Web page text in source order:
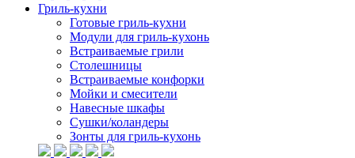
Гриль-кухни
Готовые гриль-кухни
Модули для гриль-кухонь
Встраиваемые грили
Столешницы
Встраиваемые конфорки
Мойки и смесители
Навесные шкафы
Сушки/коландеры
Зонты для гриль-кухонь